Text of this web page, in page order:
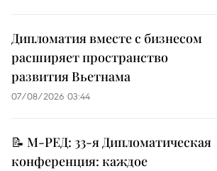
Дипломатия вместе с бизнесом
расширяет пространство
развития Вьетнама
07/08/2026 03:44
📝 М-РЕД: 33-я Дипломатическая
конференция: каждое